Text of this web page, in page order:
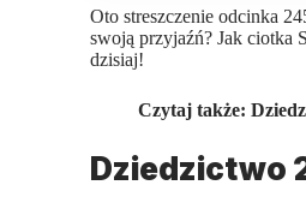
Oto streszczenie odcinka
swoją przyjaźń? Jak ciotka
dzisiaj!
Czytaj także:
Dziedzictwo